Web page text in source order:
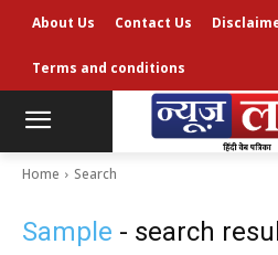
About Us Contact Us
Terms and conditions
Home Search
Sample - search